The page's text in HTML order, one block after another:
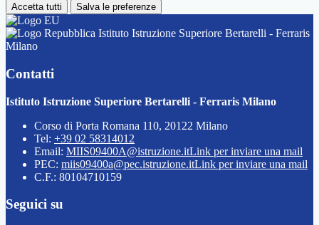
Accetta tutti Salva le preferenze
Istituto Istruzione Superiore Bertarelli - Ferraris
Milano
Contatti
Istituto Istruzione Superiore Bertarelli - Ferraris Milano
Corso di Porta Romana 110, 20122 Milano
Tel: +39 02 58314012
Email: MIIS09400A@istruzione.itLink per inviare una mail
PEC: miis09400a@pec.istruzione.itLink per inviare una mail
C.F.: 80104710159
Seguici su